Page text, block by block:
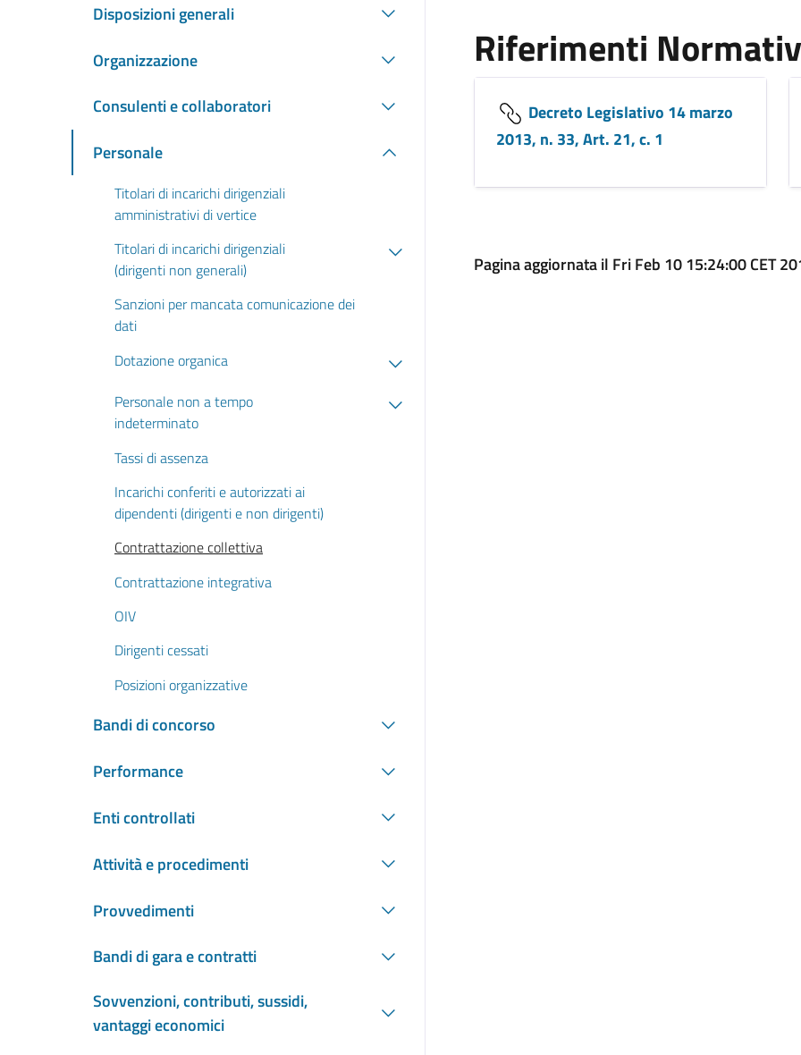
Disposizioni generali
Organizzazione
Consulenti e collaboratori
Personale
Titolari di incarichi dirigenziali
amministrativi di vertice
Titolari di incarichi dirigenziali
(dirigenti non generali)
Sanzioni per mancata comunicazione dei
dati
Dotazione organica
Personale non a tempo
indeterminato
Tassi di assenza
Incarichi conferiti e autorizzati ai
dipendenti (dirigenti e non dirigenti)
Contrattazione collettiva
Contrattazione integrativa
OIV
Dirigenti cessati
Posizioni organizzative
Bandi di concorso
Performance
Enti controllati
Attività e procedimenti
Provvedimenti
Bandi di gara e contratti
Sovvenzioni, contributi, sussidi,
vantaggi economici
Riferimenti
Decreto Legislativo 14 marzo
2013, n. 33, Art. 21, c. 1
Pagina aggiornata il Fri Feb 10 15:24:00 CET